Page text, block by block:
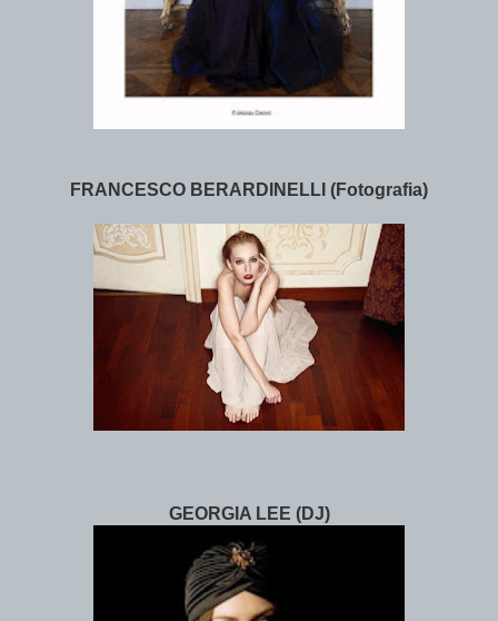
FRANCESCO BERARDINELLI (Fotografia)
GEORGIA LEE (DJ)